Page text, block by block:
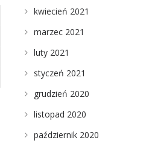
kwiecień 2021
marzec 2021
luty 2021
styczeń 2021
grudzień 2020
listopad 2020
październik 2020